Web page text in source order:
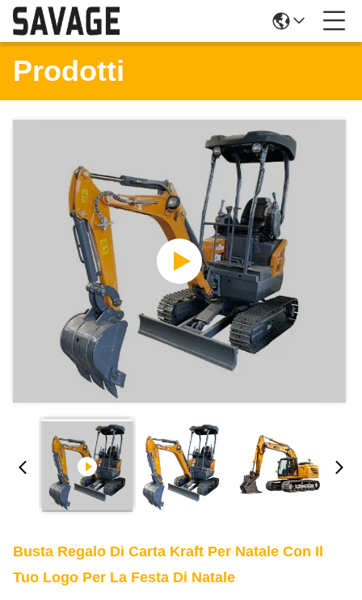
Prodotti
Busta Regalo Di Carta Kraft Per Natale Con Il
Tuo Logo Per La Festa Di Natale